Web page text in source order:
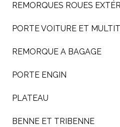
REMORQUES ROUES
PORTE VOITURE ET
REMORQUE A BAGAGE
PORTE ENGIN
PLATEAU
BENNE ET TRIBENNE